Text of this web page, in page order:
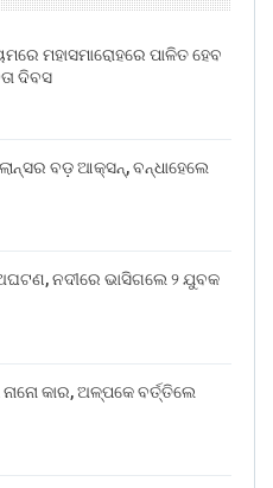
ମହାସମାରୋହରେ ପାଳିତ ହେବ
ଦିବସ
ବଡ଼ ଆକ୍ସନ୍, ବନ୍ଧାହେଲେ
ନଦୀରେ ଭାସିଗଲେ ୨ ଯୁବକ
କାର, ଅଳ୍ପକେ ବର୍ତ୍ତିଲେ